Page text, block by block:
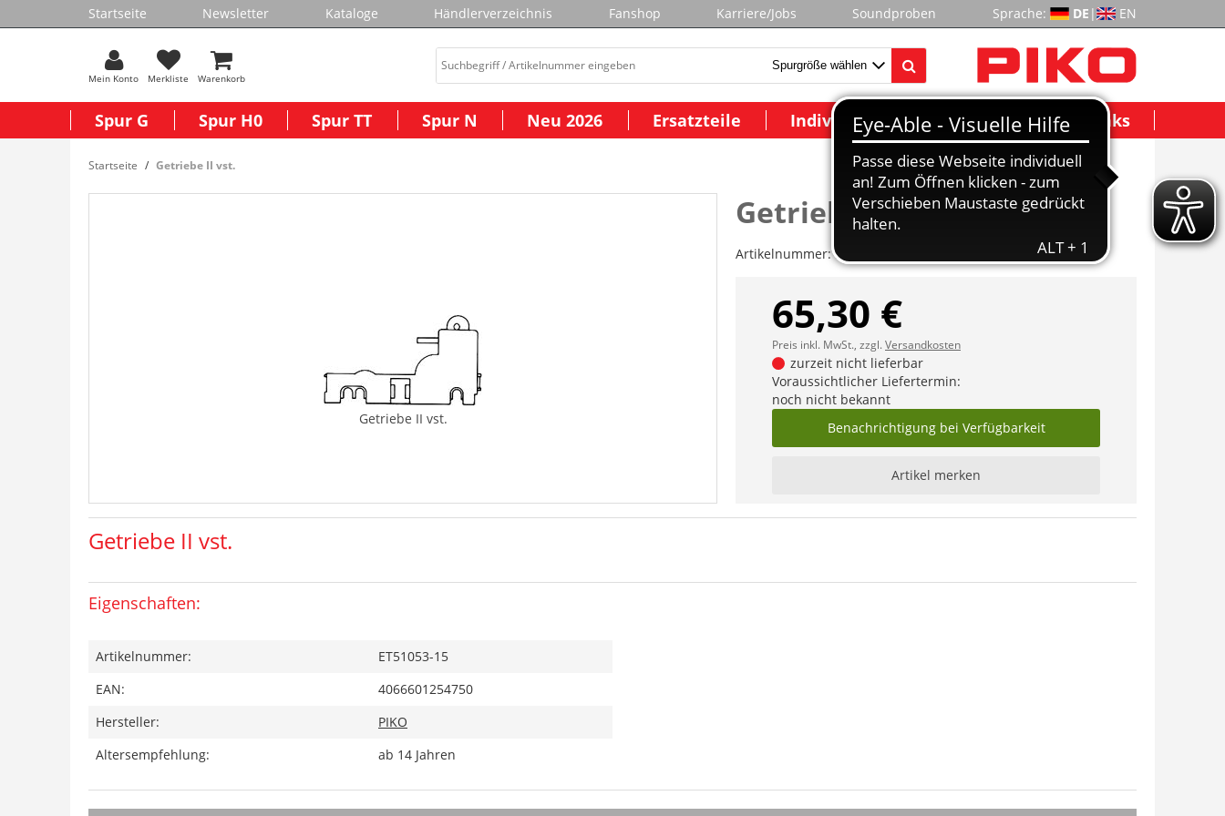
Startseite Newsletter Kataloge Händlerverzeichnis Fanshop Karriere/Jobs Soundproben Sprache: DE | EN
Mein Konto Merkliste Warenkorb
Spur G Spur H0 Spur TT Spur N Neu 2026 Ersatzteile Individuelle Modelle Wichtige Links
Startseite Getriebe II vst.
Getriebe II vst.
Getriebe II vst.
Artikelnummer:ET51053-15
65,30 €
Preis inkl. MwSt., zzgl.Versandkosten
zurzeit nicht lieferbar
Voraussichtlicher Liefertermin:
noch nicht bekannt
Benachrichtigung bei Verfügbarkeit
Artikel merken
Getriebe II vst.
Eigenschaften:
Artikelnummer:
ET51053-15
EAN:
4066601254750
Hersteller:
PIKO
Altersempfehlung:
ab 14 Jahren